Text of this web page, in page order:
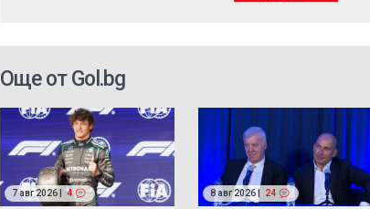
Още от Gol.bg
7 авг 2026 | 4 8 авг 2026 | 24